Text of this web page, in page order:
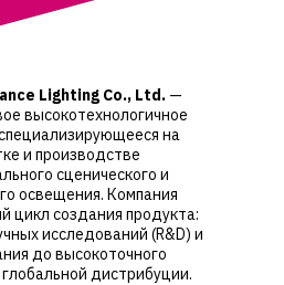
Lighting Co., Ltd.—
высокотехнологичное
на
и производстве
сценического и
освещения. Компания
цикл создания продукта:
исследований (R&D) и
до высокоточного
дистрибуции.